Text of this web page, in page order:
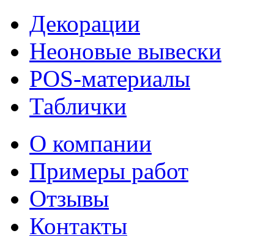
Декорации
Неоновые вывески
POS-материалы
Таблички
О компании
Примеры работ
Отзывы
Контакты